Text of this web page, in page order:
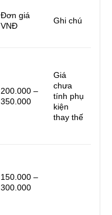
Đơn giá
VNĐ
Ghi chú
200.000 –
350.000
Giá
chưa
tính phụ
kiện
thay thế
150.000 –
300.000